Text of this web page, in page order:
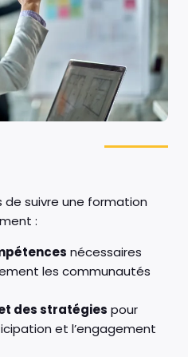
de suivre une formation
:
nécessaires
les communautés
des stratégies pour
et l’engagement